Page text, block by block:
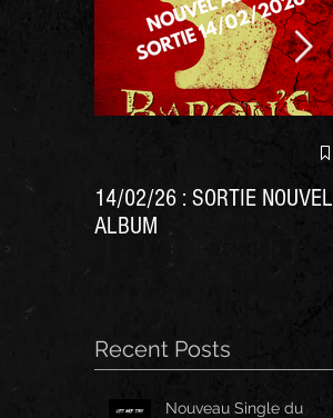
14/02/26 : SORTIE NOUVEL
ALBUM
Recent Posts
Nouveau Single du